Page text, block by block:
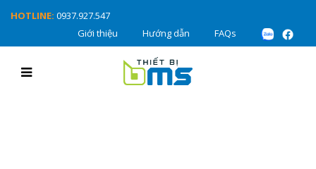
HOTLINE: 0937.927.547
Giới thiệu
Hướng dẫn FAQs